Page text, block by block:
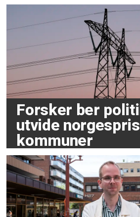
Forsker ber
utvide
kommuner